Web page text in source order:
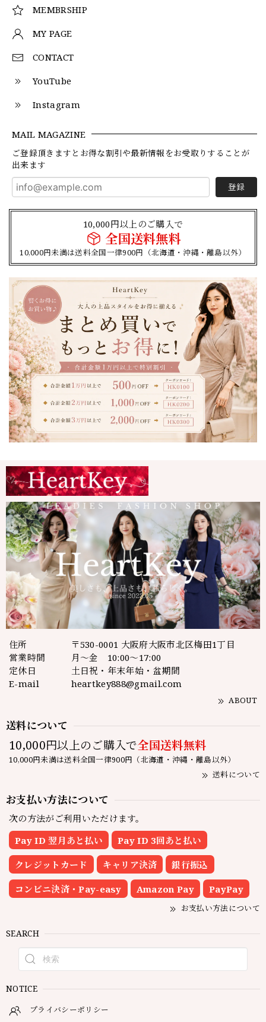
MEMBRSHIP
MY PAGE
CONTACT
YouTube
Instagram
MAIL MAGAZINE
ご登録頂きますとお得な割引や最新情報をお受取りすることが
出来ます
登録
10,000円以上のご購入で
全国送料無料
10,000円未満は送料全国一律900円（北海道・沖縄・離島以外）
住所
〒530-0001 大阪府大阪市北区梅田1丁目
営業時間
月～金 10:00～17:00
定休日
土日祝・年末年始・盆期間
E-mail
heartkey888@gmail.com
ABOUT
送料について
10,000円以上のご購入で全国送料無料
10,000円未満は送料全国一律900円（北海道・沖縄・離島以外）
送料について
お支払い方法について
次の方法がご利用いただけます。
Pay ID 翌月あと払い
Pay ID 3回あと払い
クレジットカード キャリア決済 銀行振込
コンビニ決済・Pay-easy Amazon Pay PayPay
お支払い方法について
SEARCH
NOTICE
プライバシーポリシー